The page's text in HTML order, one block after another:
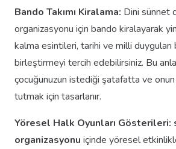
Bando Takımı Kiralama: Dini sünnet
organizasyonu için bando kiralayarak
kalma esintileri, tarihi ve milli duyguları
birleştirmeyi tercih edebilirsiniz. Bu
çocuğunuzun istediği şatafatta ve
tutmak için tasarlanır.
Yöresel Halk Oyunları Gösterileri:
organizasyonu içinde yöresel